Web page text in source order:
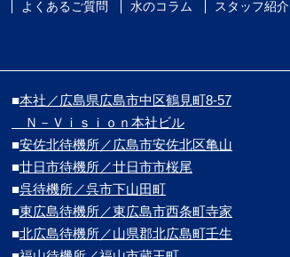
よくあるご質問 水のコラム
スタッフ紹介
■本社／広島県広島市中区鶴見町8-57
Ｎ－Ｖｉｓｉｏｎ本社ビル
■安佐北待機所／広島市安佐北区亀山
■廿日市待機所／廿日市市桜尾
■呉待機所／呉市下山田町
■東広島待機所／東広島市西条町寺家
■北広島待機所／山県郡北広島町壬生